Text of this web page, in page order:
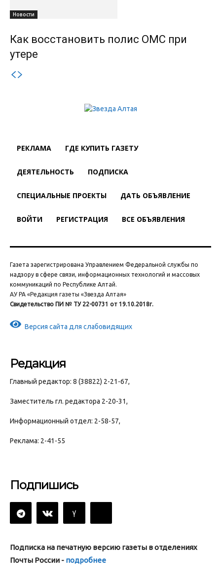
Новости
Как восстановить полис ОМС при
утере
РЕКЛАМА ГДЕ КУПИТЬ ГАЗЕТУ
ДЕЯТЕЛЬНОСТЬ ПОДПИСКА
СПЕЦИАЛЬНЫЕ ПРОЕКТЫ ДАТЬ ОБЪЯВЛЕНИЕ
ВОЙТИ РЕГИСТРАЦИЯ ВСЕ ОБЪЯВЛЕНИЯ
Газета зарегистрирована Управлением Федеральной службы по
надзору в сфере связи, информационных технологий и массовых
коммуникаций по Республике Алтай.
АУ РА «Редакция газеты «Звезда Алтая»
Свидетельство ПИ № ТУ 22-00731 от 19.10.2018г.
Версия сайта для слабовидящих
Редакция
Главный редактор: 8 (38822) 2-21-67,
Заместитель гл. редактора 2-20-31,
Информационный отдел: 2-58-57,
Реклама: 2-41-55
Подпишись
Подписка на печатную версию газеты в отделениях
Почты России - подробнее